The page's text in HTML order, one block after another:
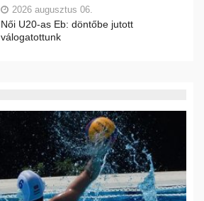
2026 augusztus 06.
Női U20-as Eb: döntőbe jutott
válogatottunk